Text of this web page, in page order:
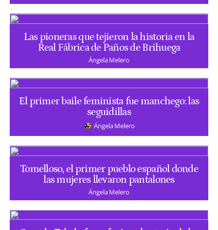
Las pioneras que tejieron la historia en la
Real Fábrica de Paños de Brihuega
Ángela Melero
El primer baile feminista fue manchego: las
seguidillas
Ángela Melero
Tomelloso, el primer pueblo español donde
las mujeres llevaron pantalones
Ángela Melero